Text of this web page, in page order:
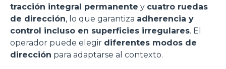
tracción integral permanente y cuatro ruedas
de dirección, lo que garantiza adherencia y
control incluso en superficies irregulares. El
operador puede elegir diferentes modos de
dirección para adaptarse al contexto.